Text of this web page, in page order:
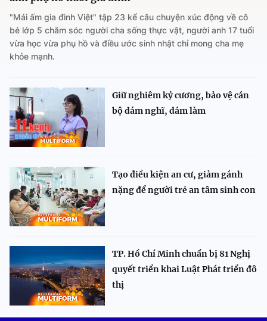
"Mái ấm gia đình Việt" tập 23 kể câu chuyện xúc động về cô
bé lớp 5 chăm sóc người cha sống thực vật, người anh 17 tuổi
vừa học vừa phụ hồ và điều ước sinh nhật chỉ mong cha mẹ
khỏe mạnh.
Giữ nghiêm kỷ cương, bảo vệ cán
bộ dám nghĩ, dám làm
Tạo điều kiện an cư, giảm gánh
nặng để người trẻ an tâm sinh con
TP. Hồ Chí Minh chuẩn bị 81 Nghị
quyết triển khai Luật Phát triển đô
thị